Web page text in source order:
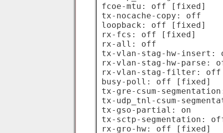
fcoe-mtu: off [fixed]
tx-nocache-copy: off
loopback: off [fixed]
rx-fcs: off [fixed]
rx-all: off
tx-vlan-stag-hw-
rx-vlan-stag-hw-parse:
rx-vlan-stag-filter:
busy-poll: off [fixed]
tx-gre-csum-
tx-udp_tnl-csum-
tx-gso-partial: on
tx-sctp-segmentation:
rx-gro-hw: off [fixed]